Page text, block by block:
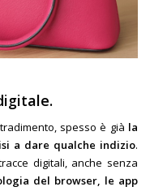
spesso è già la
a dare qualche indizio.
digitali, anche senza
del browser, le app